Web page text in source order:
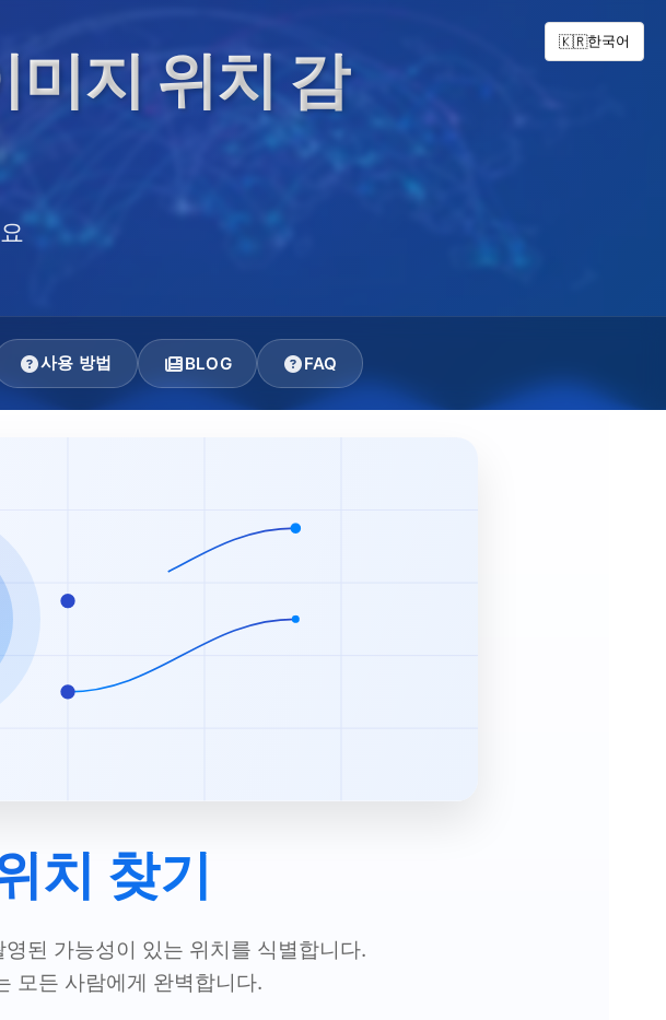
🇰🇷한국어
지 위치 감
사용 방법 BLOG FAQ
치 찾기
된 가능성이 있는 위치를 식별합니다.
모든 사람에게 완벽합니다.